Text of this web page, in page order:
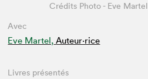
Avec
Eve Martel, Auteur·rice
Crédits Photo - Eve Martel
Livres présentés